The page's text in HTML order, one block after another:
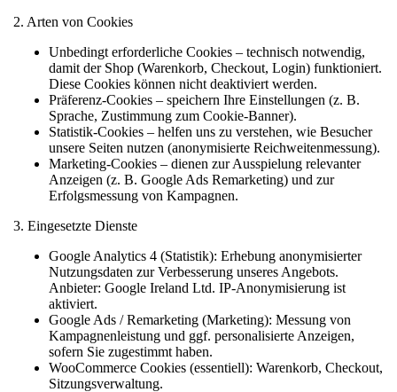
2. Arten von Cookies
Unbedingt erforderliche Cookies – technisch notwendig,
damit der Shop (Warenkorb, Checkout, Login) funktioniert.
Diese Cookies können nicht deaktiviert werden.
Präferenz-Cookies – speichern Ihre Einstellungen (z. B.
Sprache, Zustimmung zum Cookie-Banner).
Statistik-Cookies – helfen uns zu verstehen, wie Besucher
unsere Seiten nutzen (anonymisierte Reichweitenmessung).
Marketing-Cookies – dienen zur Ausspielung relevanter
Anzeigen (z. B. Google Ads Remarketing) und zur
Erfolgsmessung von Kampagnen.
3. Eingesetzte Dienste
Google Analytics 4 (Statistik): Erhebung anonymisierter
Nutzungsdaten zur Verbesserung unseres Angebots.
Anbieter: Google Ireland Ltd. IP-Anonymisierung ist
aktiviert.
Google Ads / Remarketing (Marketing): Messung von
Kampagnenleistung und ggf. personalisierte Anzeigen,
sofern Sie zugestimmt haben.
WooCommerce Cookies (essentiell): Warenkorb, Checkout,
Sitzungsverwaltung.